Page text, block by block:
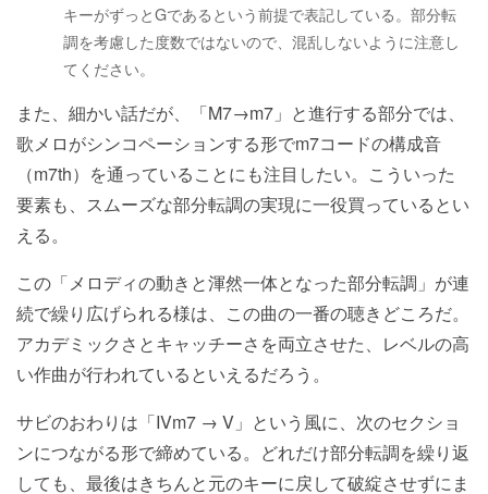
キーがずっとGであるという前提で表記している。部分転
調を考慮した度数ではないので、混乱しないように注意し
てください。
また、細かい話だが、「M7→m7」と進行する部分では、
歌メロがシンコペーションする形でm7コードの構成音
（m7th）を通っていることにも注目したい。こういった
要素も、スムーズな部分転調の実現に一役買っているとい
える。
この「メロディの動きと渾然一体となった部分転調」が連
続で繰り広げられる様は、この曲の一番の聴きどころだ。
アカデミックさとキャッチーさを両立させた、レベルの高
い作曲が行われているといえるだろう。
サビのおわりは「IVm7 → V」という風に、次のセクショ
ンにつながる形で締めている。どれだけ部分転調を繰り返
しても、最後はきちんと元のキーに戻して破綻させずにま